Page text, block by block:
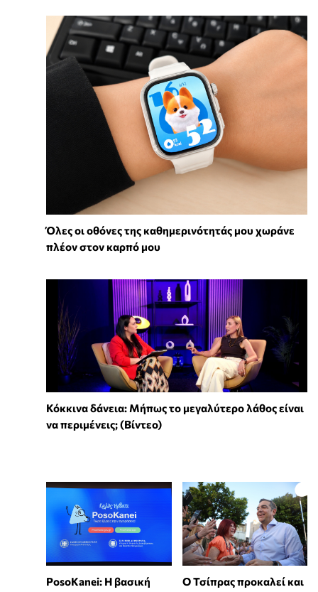
Όλες οι οθόνες της καθημερινότητάς μου χωράνε
πλέον στον καρπό μου
Κόκκινα δάνεια: Μήπως το μεγαλύτερο λάθος είναι
να περιμένεις; (Βίντεο)
PosoKanei: Η βασική
Ο Τσίπρας προκαλεί και